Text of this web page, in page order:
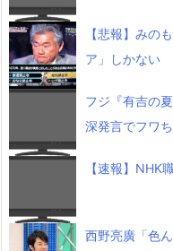
【悲報】みの
ア」しかない
フジ『有吉の
深発言でフワ
【速報】NHK
西野亮廣「色